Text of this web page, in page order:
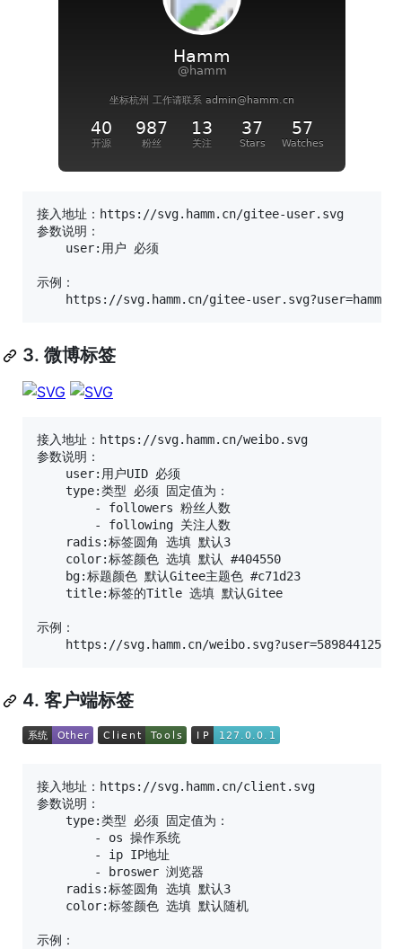
接入地址：https://svg.hamm.cn/gitee-user.svg
参数说明：
    user:用户 必须
示例：
3. 微博标签
接入地址：https://svg.hamm.cn/weibo.svg
参数说明：
    user:用户UID 必须
    type:类型 必须 固定值为：
        - followers 粉丝人数
        - following 关注人数
    radis:标签圆角 选填 默认3
    color:标签颜色 选填 默认 #404550
    bg:标题颜色 默认Gitee主题色 #c71d23
    title:标签的Title 选填 默认Gitee
示例：
4. 客户端标签
接入地址：https://svg.hamm.cn/client.svg
参数说明：
    type:类型 必须 固定值为：
        - os 操作系统
        - ip IP地址
        - broswer 浏览器
    radis:标签圆角 选填 默认3
    color:标签颜色 选填 默认随机
示例：